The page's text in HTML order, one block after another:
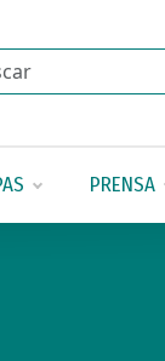
PRENSA